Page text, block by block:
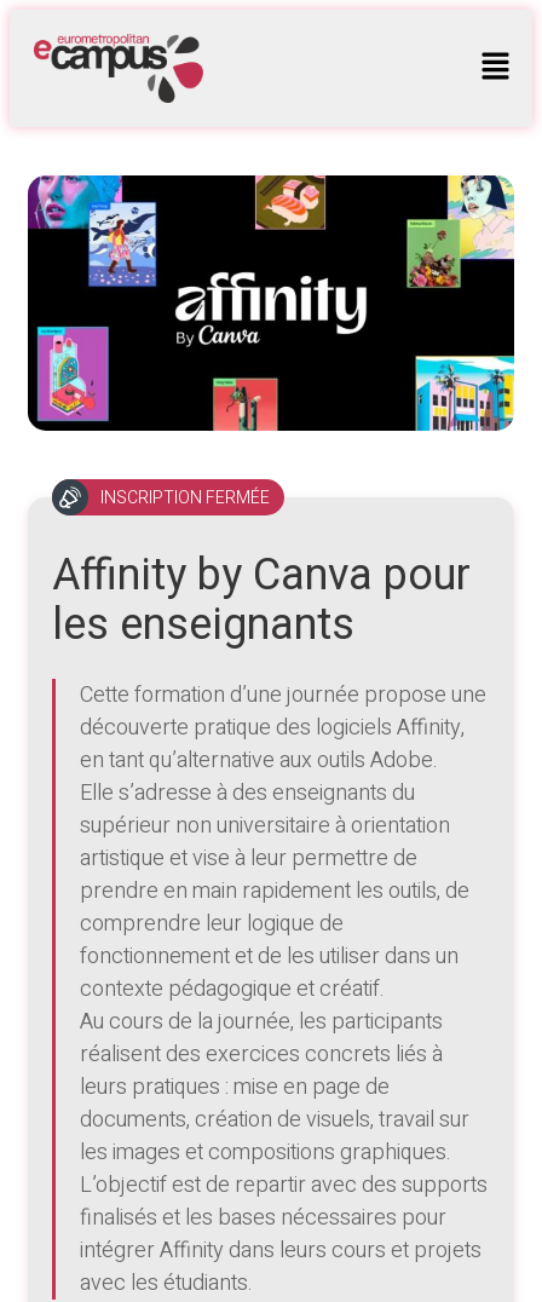
INSCRIPTION FERMÉE
Affinity by Canva pour
les enseignants
Cette formation d’une journée propose une
découverte pratique des logiciels Affinity,
en tant qu’alternative aux outils Adobe.
Elle s’adresse à des enseignants du
supérieur non universitaire à orientation
artistique et vise à leur permettre de
prendre en main rapidement les outils, de
comprendre leur logique de
fonctionnement et de les utiliser dans un
contexte pédagogique et créatif.
Au cours de la journée, les participants
réalisent des exercices concrets liés à
leurs pratiques : mise en page de
documents, création de visuels, travail sur
les images et compositions graphiques.
L’objectif est de repartir avec des supports
finalisés et les bases nécessaires pour
intégrer Affinity dans leurs cours et projets
avec les étudiants.